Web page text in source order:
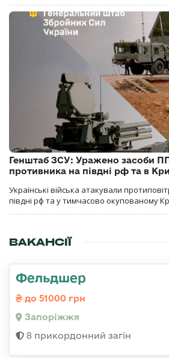
Генштаб ЗСУ: Уражено засоби
противника на півдні рф та в
Українські війська атакували
півдні рф та у тимчасово окупованому
ВАКАНСІЇ
Фельдшер
до 51000 грн
Запоріжжя
8 прикордонний загін